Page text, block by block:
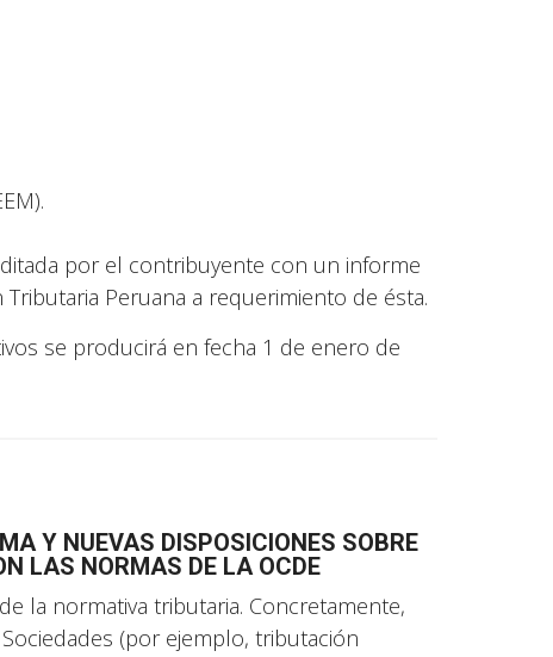
por el contribuyente con un informe
Peruana a requerimiento de ésta.
se producirá en fecha 1 de enero de
Y NUEVAS DISPOSICIONES SOBRE
LAS NORMAS DE LA OCDE
la normativa tributaria. Concretamente,
(por ejemplo, tributación